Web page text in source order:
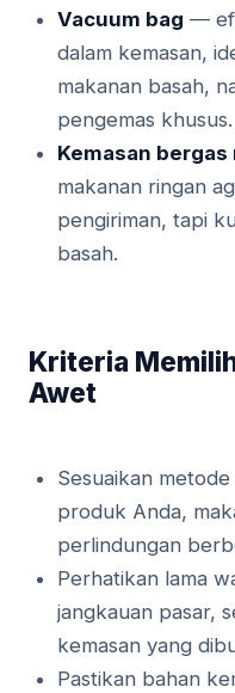
Vacuum bag —
dalam kemasan,
makanan basah,
pengemas khusus.
Kemasan
makanan ringan
pengiriman, tapi
basah.
Kriteria
Awet
Sesuaikan
produk Anda,
perlindungan
Perhatikan lama
jangkauan pasar,
kemasan yang
Pastikan bahan